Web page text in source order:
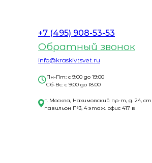
+7 (495) 908-53-53
Обратный звонок
info@kraskivtsvet.ru
Пн-Пт: с 9:00 до 19:00
Сб-Вс: с 9:00 до 18:00
г. Москва, Нахимовский пр-т, д. 24,
павильон №3, 4 этаж. офис 417 в